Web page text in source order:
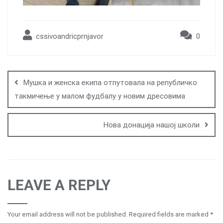
cssivoandricprnjavor 0
navigation
Мушка и женска екипа отпутовала на републичко
такмичење у малом фудбалу у новим дресовима
Нова донација нашој школи
LEAVE A REPLY
Your email address will not be published. Required fields are marked *